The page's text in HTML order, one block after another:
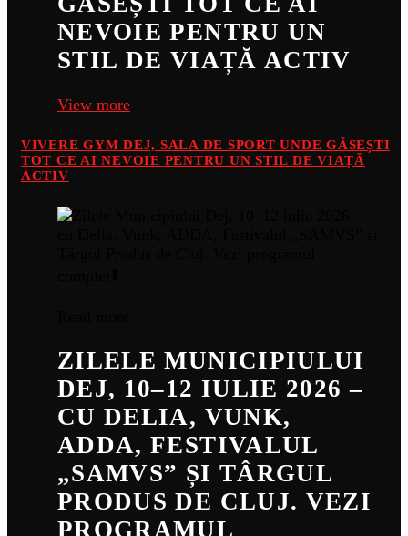
NEVOIE PENTRU UN
STIL DE VIAȚĂ ACTIV
View more
VIVERE GYM DEJ, SALA DE SPORT UNDE GĂSEȘTI
TOT CE AI NEVOIE PENTRU UN STIL DE VIAȚĂ
ACTIV
ZILELE MUNICIPIULUI
DEJ, 10–12 IULIE 2026 –
CU DELIA, VUNK,
ADDA, FESTIVALUL
„SAMVS” ȘI TÂRGUL
PRODUS DE CLUJ. VEZI
PROGRAMUL